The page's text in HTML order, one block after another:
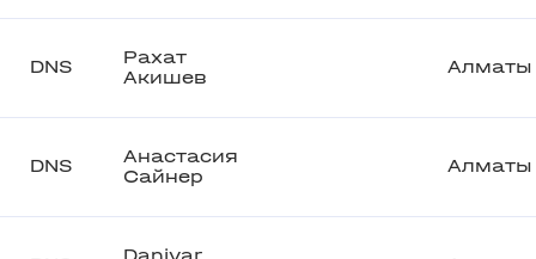
DNS
Рахат
Акишев
Алматы
DNS
Анастасия
Сайнер
Алматы